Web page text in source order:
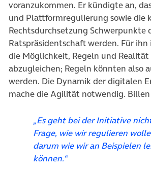
voranzukommen. Er kündigte an,
und Plattformregulierung sowie die
Rechtsdurchsetzung Schwerpunkte
Ratspräsidentschaft werden. Für ihn
die Möglichkeit, Regeln und
abzugleichen; Regeln könnten also
werden. Die Dynamik der digitalen
mache die Agilität notwendig.
„Es geht bei der Initiative
Frage, wie wir regulieren
darum wie wir an Beispielen
können.“